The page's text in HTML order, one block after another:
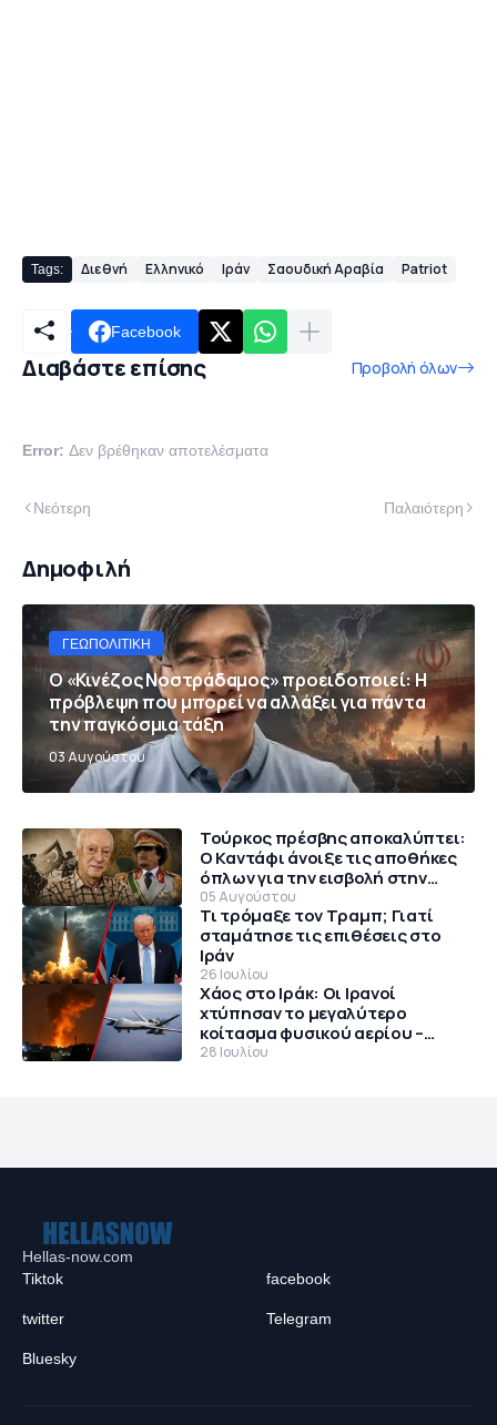
Tags: Διεθνή Ελληνικό Ιράν Σαουδική Αραβία Patriot
Facebook
Διαβάστε επίσης Προβολή όλων
Error: Δεν βρέθηκαν αποτελέσματα
Νεότερη Παλαιότερη
Δημοφιλή
ΓΕΩΠΟΛΙΤΙΚΉ
Ο «Κινέζος Νοστράδαμος» προειδοποιεί: Η
πρόβλεψη που μπορεί να αλλάξει για πάντα
την παγκόσμια τάξη
03 Αυγούστου
Τούρκος πρέσβης αποκαλύπτει:
Ο Καντάφι άνοιξε τις αποθήκες
όπλων για την εισβολή στην
Κύπρο το 1974
05 Αυγούστου
Τι τρόμαξε τον Τραμπ; Γιατί
σταμάτησε τις επιθέσεις στο
Ιράν
26 Ιουλίου
Χάος στο Ιράκ: Οι Ιρανοί
χτύπησαν το μεγαλύτερο
κοίτασμα φυσικού αερίου –
Θρίλερ με αμερικανικό MQ-9
28 Ιουλίου
Hellas-now.com
Tiktok
facebook
twitter Telegram
Bluesky